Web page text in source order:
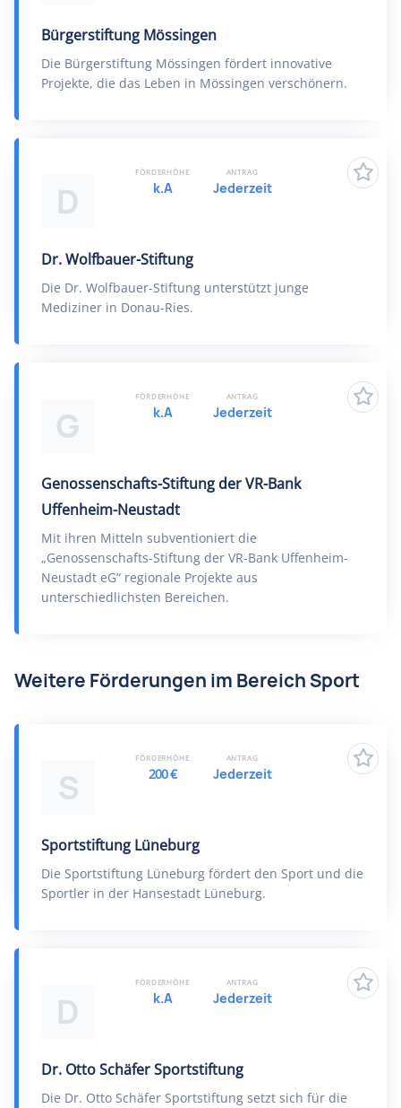
Bürgerstiftung Mössingen
Die Bürgerstiftung Mössingen fördert innovative
Projekte, die das Leben in Mössingen verschönern.
D
Dr. Wolfbauer-Stiftung
Die Dr. Wolfbauer-Stiftung unterstützt junge
Mediziner in Donau-Ries.
FÖRDERHÖHE
k.A
ANTRAG
Jederzeit
G
Genossenschafts-Stiftung der VR-Bank
Uffenheim-Neustadt
Mit ihren Mitteln subventioniert die
„Genossenschafts-Stiftung der VR-Bank Uffenheim-
Neustadt eG“ regionale Projekte aus
unterschiedlichsten Bereichen.
FÖRDERHÖHE
k.A
ANTRAG
Jederzeit
Weitere Förderungen im Bereich Sport
S
Sportstiftung Lüneburg
Die Sportstiftung Lüneburg fördert den Sport und die
Sportler in der Hansestadt Lüneburg.
FÖRDERHÖHE
200 €
ANTRAG
Jederzeit
D
Dr. Otto Schäfer Sportstiftung
Die Dr. Otto Schäfer Sportstiftung setzt sich für die
FÖRDERHÖHE
k.A
ANTRAG
Jederzeit